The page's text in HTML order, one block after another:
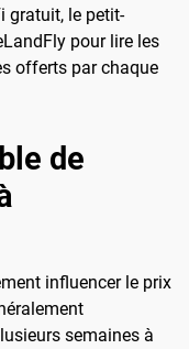
gratuit, le petit-
pour lire les
offerts par chaque
de
influencer le prix
semaines à